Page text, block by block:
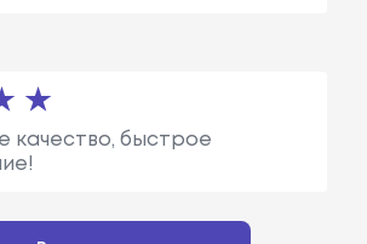
качество, быстрое